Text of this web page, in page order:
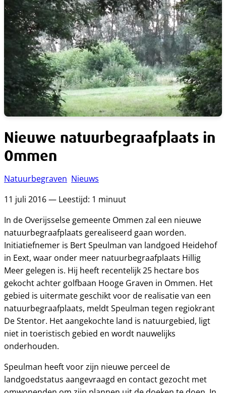
Nieuwe natuurbegraafplaats in
Ommen
Natuurbegraven Nieuws
11 juli 2016 — Leestijd: 1 minuut
In de Overijsselse gemeente Ommen zal een nieuwe
natuurbegraafplaats gerealiseerd gaan worden.
Initiatiefnemer is Bert Speulman van landgoed Heidehof
in Eext, waar onder meer natuurbegraafplaats Hillig
Meer gelegen is. Hij heeft recentelijk 25 hectare bos
gekocht achter golfbaan Hooge Graven in Ommen. Het
gebied is uitermate geschikt voor de realisatie van een
natuurbegraafplaats, meldt Speulman tegen regiokrant
De Stentor. Het aangekochte land is natuurgebied, ligt
niet in toeristisch gebied en wordt nauwelijks
onderhouden.
Speulman heeft voor zijn nieuwe perceel de
landgoedstatus aangevraagd en contact gezocht met